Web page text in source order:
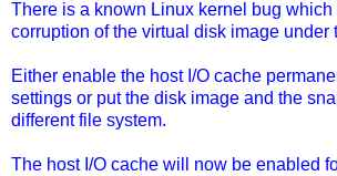
There is a known Linux kernel bug which
corruption of the virtual disk image under
Either enable the host I/O cache
settings or put the disk image and the
different file system.
The host I/O cache will now be enabled